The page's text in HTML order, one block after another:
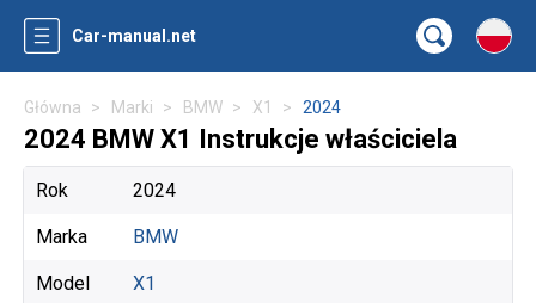
Car-manual.net
Główna Marki BMW X1 2024
2024 BMW X1 Instrukcje właściciela
Rok 2024
Marka BMW
Model X1